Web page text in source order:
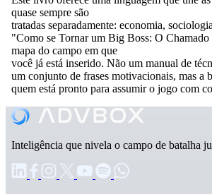
quase sempre são
tratadas separadamente: economia,
"Como se Tornar um Big Boss: O
mapa do campo em que
você já está inserido. Não um manual de
um conjunto de frases motivacionais, mas a
quem está pronto para assumir o jogo com
Inteligência que nivela o campo de batalha